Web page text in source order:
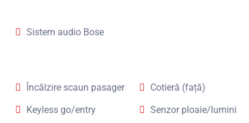
Sistem audio Bose
Încălzire scaun pasager
Cotieră (față)
Keyless go/entry
Senzor ploaie/lumini